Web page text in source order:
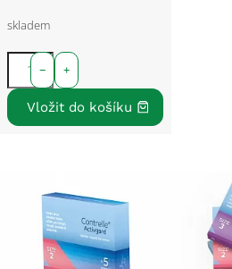
skladem
+
−